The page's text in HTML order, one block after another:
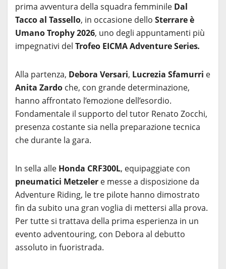
prima avventura della squadra femminile Dal
Tacco al Tassello, in occasione dello Sterrare è
Umano Trophy 2026, uno degli appuntamenti più
impegnativi del Trofeo EICMA Adventure Series.
Alla partenza, Debora Versari, Lucrezia Sfamurri e
Anita Zardo che, con grande determinazione,
hanno affrontato l’emozione dell’esordio.
Fondamentale il supporto del tutor Renato Zocchi,
presenza costante sia nella preparazione tecnica
che durante la gara.
In sella alle Honda CRF300L, equipaggiate con
pneumatici Metzeler e messe a disposizione da
Adventure Riding, le tre pilote hanno dimostrato
fin da subito una gran voglia di mettersi alla prova.
Per tutte si trattava della prima esperienza in un
evento adventouring, con Debora al debutto
assoluto in fuoristrada.